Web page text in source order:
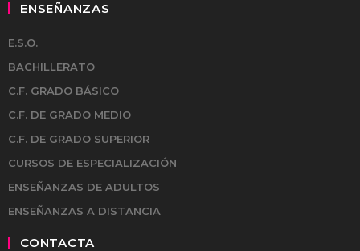
ENSEÑANZAS
E.S.O.
BACHILLERATO
C.F. GRADO BÁSICO
C.F. DE GRADO MEDIO
C.F. DE GRADO SUPERIOR
CURSOS DE ESPECIALIZACIÓN
ENSEÑANZAS DE ADULTOS
ENSEÑANZAS A DISTANCIA
CONTACTA